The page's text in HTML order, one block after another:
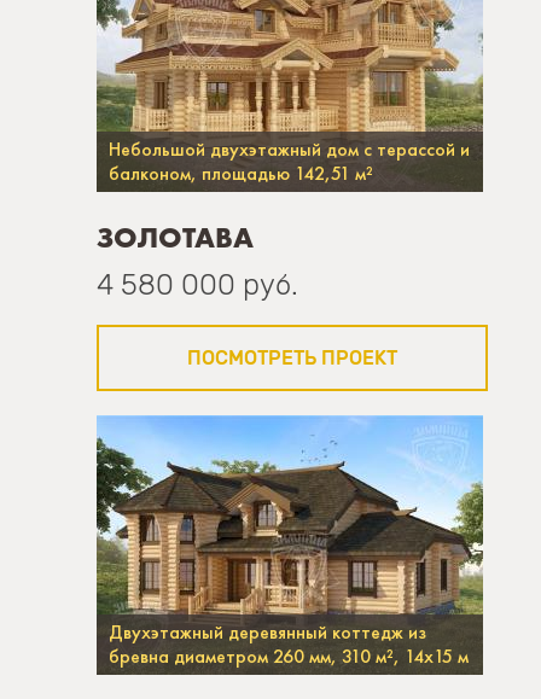
Небольшой двухэтажный дом с терассой и
балконом, площадью 142,51 м²
ЗОЛОТАВА
4 580 000 руб.
ПОСМОТРЕТЬ ПРОЕКТ
Двухэтажный деревянный коттедж из
бревна диаметром 260 мм, 310 м², 14х15 м